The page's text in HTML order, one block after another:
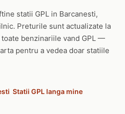
statii GPL in Barcanesti,
Preturile sunt actualizate la
benzinariile vand GPL —
pentru a vedea doar statiile
Statii GPL langa mine